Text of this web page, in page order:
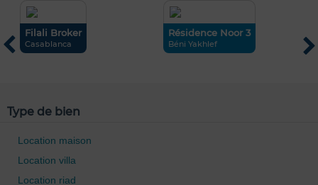
Filali Broker
Casablanca
Résidence Noor 3
Béni Yakhlef
Type de bien
Location maison
Location villa
Location riad